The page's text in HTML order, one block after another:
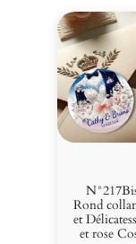
Rond
et
et rose